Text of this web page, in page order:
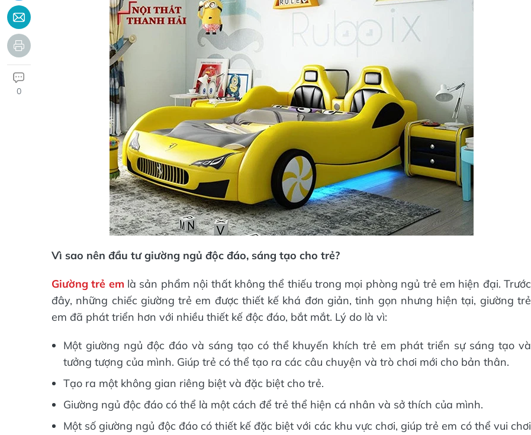
0
Vì sao nên đầu tư giường ngủ độc đáo, sáng tạo cho trẻ?
Giường trẻ em là sản phẩm nội thất không thể thiếu trong mọi phòng ngủ trẻ em hiện đại. Trước
đây, những chiếc giường trẻ em được thiết kế khá đơn giản, tinh gọn nhưng hiện tại, giường trẻ
em đã phát triển hơn với nhiều thiết kế độc đáo, bắt mắt. Lý do là vì:
Một giường ngủ độc đáo và sáng tạo có thể khuyến khích trẻ em phát triển sự sáng tạo và
tưởng tượng của mình. Giúp trẻ có thể tạo ra các câu chuyện và trò chơi mới cho bản thân.
Tạo ra một không gian riêng biệt và đặc biệt cho trẻ.
Giường ngủ độc đáo có thể là một cách để trẻ thể hiện cá nhân và sở thích của mình.
Một số giường ngủ độc đáo có thiết kế đặc biệt với các khu vực chơi, giúp trẻ em có thể vui chơi